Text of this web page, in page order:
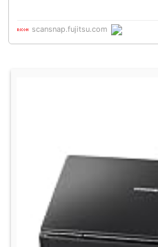
scansnap.fujitsu.com